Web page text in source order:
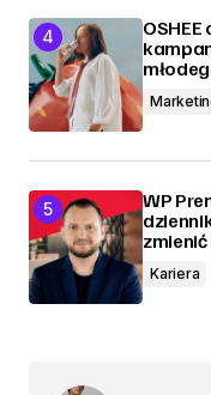
WP
Kariera